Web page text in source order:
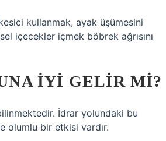
kullanmak, ayak üşümesini
içecekler içmek böbrek ağrısını
IYI GELIR MI?
İdrar yolundaki bu
olumlu bir etkisi vardır.